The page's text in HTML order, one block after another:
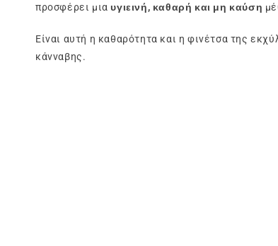
προσφέρει μιαυγιεινή, καθαρή και μη καύση
Είναι αυτή η καθαρότητα και η φινέτσα της
κάνναβης.